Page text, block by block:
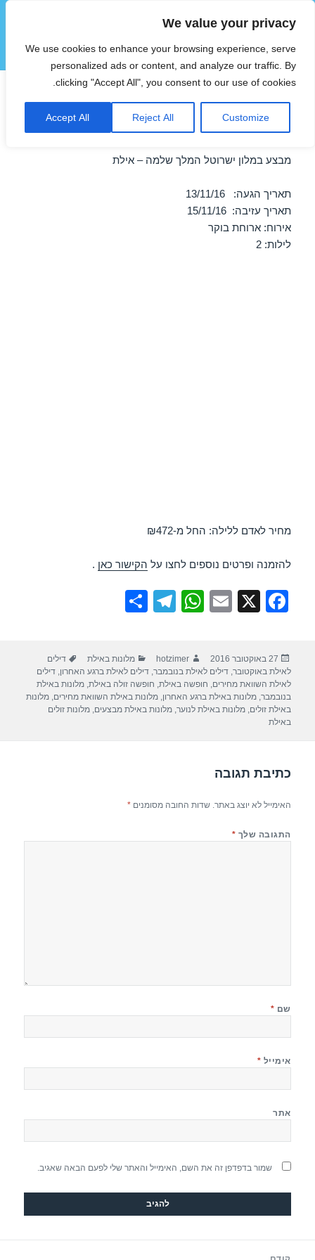
We value your privacy
We use cookies to enhance your browsing experience, serve
personalized ads or content, and analyze our traffic. By
clicking "Accept All", you consent to our use of cookies.
Customize
Reject All
Accept All
הוטצימר
תפריטים
ווידג'טים
חופשה במלון ישרוטל המלך
שלמה – אילת 13/11/2016
מבצע במלון ישרוטל המלך שלמה – אילת
תאריך הגעה: 13/11/16
תאריך עזיבה: 15/11/16
אירוח: ארוחת בוקר
לילות: 2
מחיר לאדם ללילה: החל מ-₪472
להזמנה ופרטים נוספים לחצו על הקישור כאן .
F
e
b
o
X
E
W
s
A
p
T
gr
a
m
e
פורסם
בתאריך
27 באוקטובר 2016 מחבר
hotzimer קטגוריות
מלונות באילת תגיות
דילים
לאילת באוקטובר,דילים לאילת בנובמבר,דילים לאילת ברגע האחרון,דילים
לאילת השוואת מחירים, חופשה באילת, חופשה זולה באילת,מלונות באילת
בנובמבר,מלונות באילת ברגע האחרון,מלונות באילת השוואת מחירים,מלונות
באילת זולים,מלונות באילת לנוער,מלונות באילת מבצעים,מלונות זולים
באילת
כתיבת תגובה
האימייל לא יוצג באתר. שדות החובה מסומנים*
התגובה שלך *
שם *
אימייל *
אתר
שמור בדפדפן זה את השם, האימייל והאתר שלי לפעם הבאה שאגיב.